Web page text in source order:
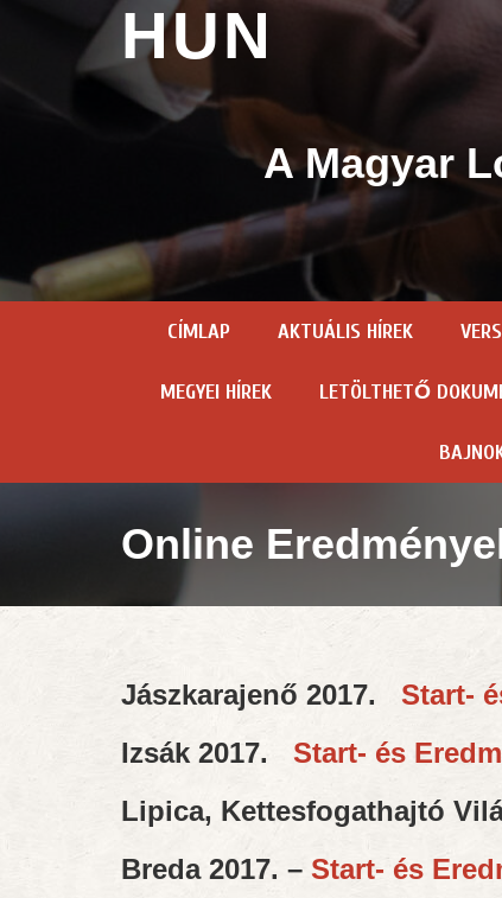
HUN
A Magyar
CÍMLAP AKTUÁLIS HÍREK
MEGYEI HÍREK LETÖLTHETŐ
Online
Jászkarajenő 2017. Start-
Izsák 2017. Start- és
Lipica, Kettesfogathajtó
Breda 2017. – Start- és